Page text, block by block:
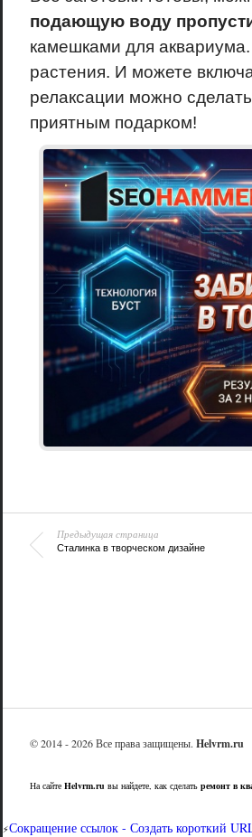
подающую воду
камешками для
растения. И можете
релаксации можно
приятным подарком!
Предыдущая страница
Сталинка в творческом дизайне
© 2014 - 2026 Все права защищены. Helvrm.ru
На сайте Helvrm.ru вы найдете, как сделать ремонт в
⚡Сокращение ссылок - Создать короткий